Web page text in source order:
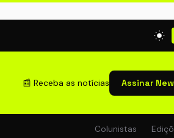
📰 Receba as notícias Assinar
Colunistas